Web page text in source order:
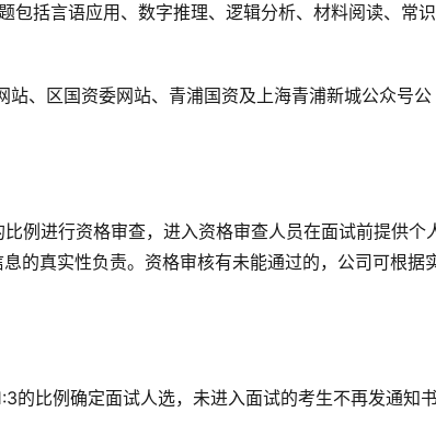
括言语应用、数字推理、逻辑分析、材料阅读、常识
站、区国资委网站、青浦国资及上海青浦新城公众号公
例进行资格审查，进入资格审查人员在面试前提供个
的真实性负责。资格审核有未能通过的，公司可根据
的比例确定面试人选，未进入面试的考生不再发通知书